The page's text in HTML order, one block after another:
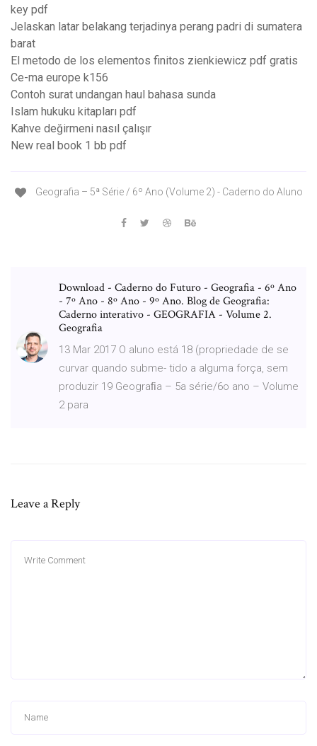
key pdf
Jelaskan latar belakang terjadinya perang padri di sumatera
barat
El metodo de los elementos finitos zienkiewicz pdf gratis
Ce-ma europe k156
Contoh surat undangan haul bahasa sunda
Islam hukuku kitapları pdf
Kahve değirmeni nasıl çalışır
New real book 1 bb pdf
Geografia – 5ª Série / 6º Ano (Volume 2) - Caderno do Aluno
Download - Caderno do Futuro - Geografia - 6º Ano
- 7º Ano - 8º Ano - 9º Ano. Blog de Geografia:
Caderno interativo - GEOGRAFIA - Volume 2.
Geografia
13 Mar 2017 O aluno está 18 (propriedade de se
curvar quando subme- tido a alguma força, sem
produzir 19 Geograﬁa – 5a série/6o ano – Volume
2 para
Leave a Reply